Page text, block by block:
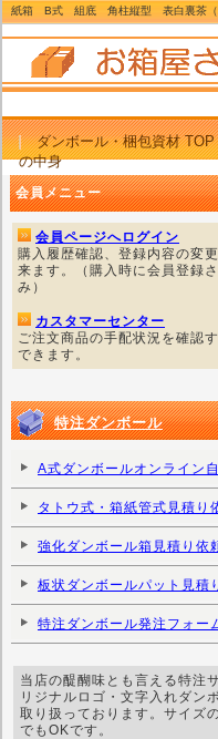
紙箱 B式 組底 角柱縦型 表白裏茶（
ダンボール・梱包資材 TOP
の中身
会員メニュー
会員ページへログイン
購入履歴確認、登録内容の変
来ます。（購入時に会員登録
み）
カスタマーセンター
ご注文商品の手配状況を確認
できます。
特注ダンボール
A式ダンボールオンライン
タトウ式・箱紙管式見積り
強化ダンボール箱見積り依
板状ダンボールパット見積
特注ダンボール発注フォー
当店の醍醐味とも言える特注
リジナルロゴ・文字入れダン
取り扱っております。サイズ
でもOKです。